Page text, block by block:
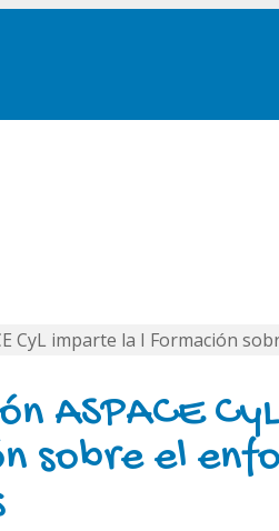
ASPACE
sobre el